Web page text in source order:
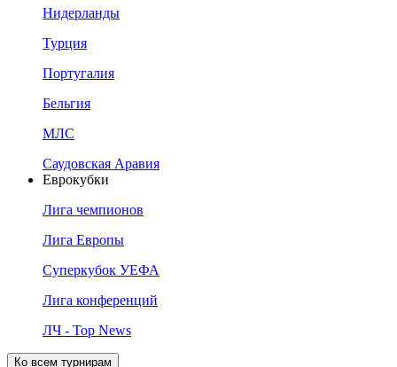
Нидерланды
Турция
Португалия
Бельгия
МЛС
Саудовская Аравия
Еврокубки
Лига чемпионов
Лига Европы
Суперкубок УЕФА
Лига конференций
ЛЧ - Top News
Ко всем турнирам